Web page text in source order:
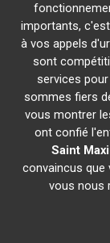
importants,
à vos appels
sont
services
sommes fiers
vous montrer
ont confié
Saint
convaincus
vous nous